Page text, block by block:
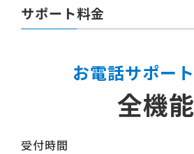
サポート料金
お電話サポート
全機能
受付時間